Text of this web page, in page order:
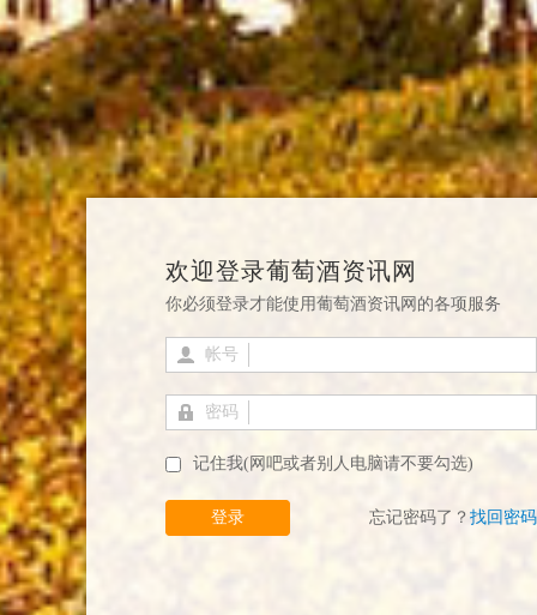
欢迎登录葡萄酒资讯网
你必须登录才能使用葡萄酒资讯网的各项服务
帐号
密码
记住我(网吧或者别人电脑请不要勾选)
登录 忘记密码了？ 找回密码